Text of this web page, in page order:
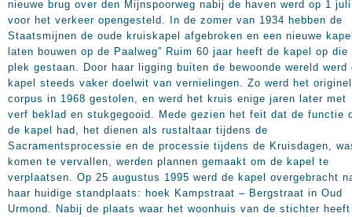
nieuwe brug over den Mijnspoorweg nabij de haven werd op 1 juli
voor het verkeer opengesteld. In de zomer van 1934 hebben de
Staatsmijnen de oude kruiskapel afgebroken en een nieuwe
laten bouwen op de Paalweg” Ruim 60 jaar heeft de kapel op die
plek gestaan. Door haar ligging buiten de bewoonde wereld werd
kapel steeds vaker doelwit van vernielingen. Zo werd het
corpus in 1968 gestolen, en werd het kruis enige jaren later met
verf beklad en stukgegooid. Mede gezien het feit dat de functie
de kapel had, het dienen als rustaltaar tijdens de
Sacramentsprocessie en de processie tijdens de Kruisdagen,
komen te vervallen, werden plannen gemaakt om de kapel te
verplaatsen. Op 25 augustus 1995 werd de kapel overgebracht
haar huidige standplaats: hoek Kampstraat – Bergstraat in Oud
Urmond. Nabij de plaats waar het woonhuis van de stichter heeft